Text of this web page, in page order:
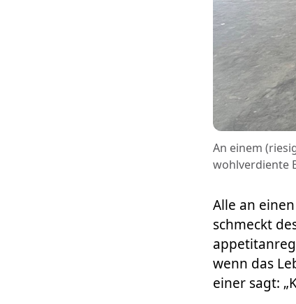
An einem
wohlverdiente
Alle an
schmeckt
wenn das
einer sagt: